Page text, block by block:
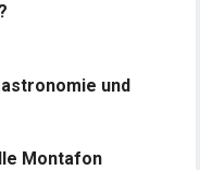
und
Montafon